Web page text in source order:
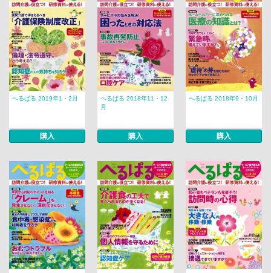
へるぱる 2019年1・2月
購入
へるぱる 2018年11・12
月
購入
へるぱる 2018年9・10月
購入